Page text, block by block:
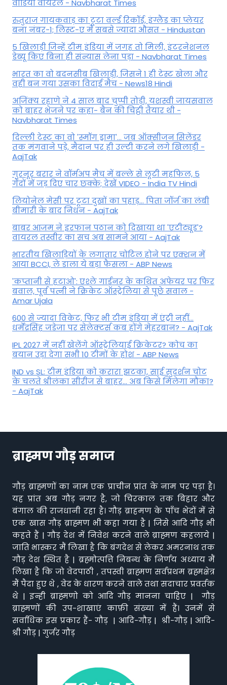
वीडियो वायरल - Navbharat Times
रुतुराज गायकवाड़ का टूटा वर्ल्ड रिकॉर्ड, इंग्लैंड का प्लेयर
बना नंबर-1; लिस्ट-ए में सबसे ज्यादा औसत - Hindustan
5 खिलाड़ी जिन्हें टीम इंडिया में जगह तो मिली, इंटरनेशनल
डेब्यू किए बिना ही संन्यास लेना पड़ा - Navbharat Times
भारत का वो बदनसीब खिलाड़ी, जिसने 1 ही टेस्ट खेला और
वही बन गया उसका विदाई मैच - News18 Hindi
अजिंक्य रहाणे ने 4 साल बाद चुप्पी तोड़ी, यशस्वी जायसवाल
को बाहर भेजने पर कहा- बैन की चिट्ठी तैयार थी -
Navbharat Times
दिल्ली टेस्ट का वो 'स्मॉग ड्रामा'... जब ऑक्सीजन सिलेंडर
तक मंगवाने पड़े, मैदान पर ही उल्टी करने लगे खिलाड़ी -
AajTak
गुरनूर बरार ने वॉर्मअप मैच में बल्ले से लूटी महफिल, 5
गेंदों में जड़ दिए चार छक्के; देखें VIDEO - India TV Hindi
लियोनेल मेसी पर टूटा दुखों का पहाड़... पिता जॉर्ज का लंबी
बीमारी के बाद निधन - AajTak
बाबर आजम ने इरफान पठान को दिखाया था 'एटीट्यूड'?
वायरल तस्वीर का सच अब सामने आया - AajTak
भारतीय खिलाड़ियों के लगातार चोटिल होने पर एक्शन में
आया BCCI, ले डाला ये बड़ा फैसला - ABP News
'कप्तानी से हटाओ': एश्ले गार्डनर के कथित अफेयर पर फिर
बवाल, पूर्व पत्नी ने क्रिकेट ऑस्ट्रेलिया से पूछे सवाल -
Amar Ujala
600 से ज्यादा विकेट, फिर भी टीम इंडिया में एंट्री नहीं...
धर्मेंद्रसिंह जडेजा पर सेलेक्टर्स कब होंगे मेहरबान? - AajTak
IPL 2027 में नहीं खेलेंगे ऑस्ट्रेलियाई क्रिकेटर? कोच का
बयान उड़ा देगा सभी 10 टीमों के होश - ABP News
IND vs SL: टीम इंड‍िया को करारा झटका, साई सुदर्शन चोट
के चलते श्रीलंका सीरीज से बाहर... अब किसे म‍िलेगा मौका?
- AajTak
ब्राह्मण गौड़ समाज
गौड़ ब्राह्मणों का नाम एक प्राचीन प्रांत के नाम पर पड़ा है।
यह प्रांत अब गौड़ नगर है, जो चिरकाल तक बिहार और
बंगाल की राजधानी रहा है। गौड़ ब्राहमण के पाँच भेदों में से
एक खास गौड़ ब्राह्मण भी कहा गया है | जिसे आदि गौड़ भी
कहते हैं | गौड़ देश में निवेश करने वाले ब्राह्मण कहलाये |
जाति भास्कर मैं लिखा है कि बंगदेश से लेकर अमरनाथ तक
गौड़ देश स्थित है | ब्रह्मोत्पत्ति निबन्ध के निर्णय अध्याय मैं
लिखा है कि जो वेदपाठी , तपस्वी ब्राह्मण सर्वप्रथम ब्रह्मक्षेत्र
मैं पैदा हुए थे , वेद के धारण करने वाले तथा सदाचार प्रवर्तक
थे | इन्ही ब्राह्मणो को आदि गौड़ मानना चाहिए | गौड़
ब्राह्मणों की उप-शाखाएं काफ़ी संख्या में हैं। उनमें से
सर्वाधिक इस प्रकार हैं- गौड़ | आदि-गौड़ | श्री-गौड़ | आदि-
श्री गौड़ | गुर्जर गौड़